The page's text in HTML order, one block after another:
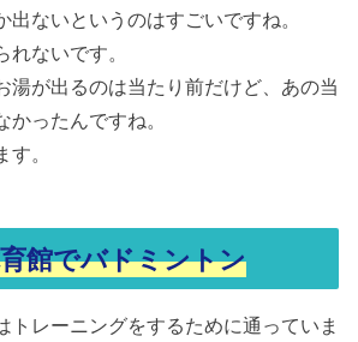
ないというのはすごいですね。
ないです。
湯が出るのは当たり前だけど、あの当
ったんですね。
。
館でバドミントン
トレーニングをするために通っていま